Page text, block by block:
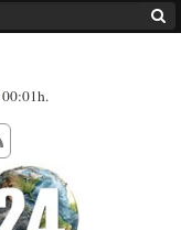
00:01h.